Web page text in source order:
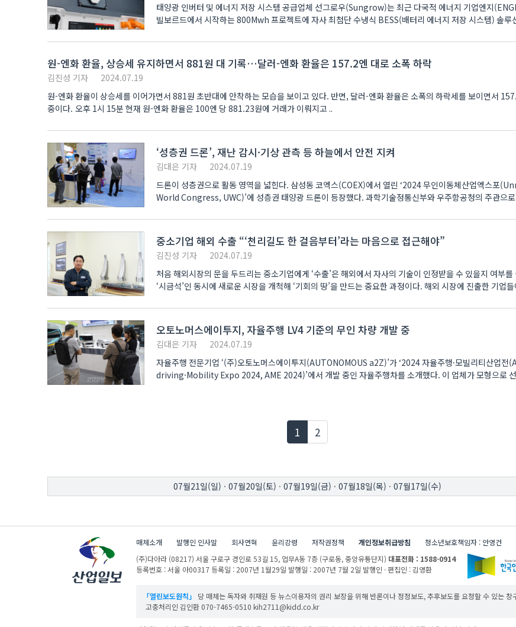
태양광 인버터 및 에너지 저장 시스템 공급업체 선그로우(Sungrow)는 최근 다국적 에너지 기업엔지
빌보르드에서 시작하는 800Mwh 프로젝트에 자사 최첨단 수냉식 BESS(배터리 에너지 저장 시스템) 솔루
원-엔화 환율, 상승세 유지하면서 881원 대 기록…달러-엔화 환율은 157.2엔 대로 소폭 하락
김진성 기자
2024.07.19
원-엔화 환율이 상승세를 이어가면서 881원 초반대에 안착하는 모습을 보이고 있다. 반면, 달러-엔화 환율은 소폭의 하락세를 보이면서
중이다. 오후 1시 15분 현재 원-엔화 환율은 100엔 당 881.23원에 거래가 이뤄지고 ..
‘성층권 드론’, 재난 감시·기상 관측 등 하늘에서 안전 지켜
김대은 기자
2024.07.19
드론이 성층권으로 활동 영역을 넓힌다. 삼성동 코엑스(COEX)에서 열린 ‘2024 무인이동체산업엑스포(Unmanned
World Congress, UWC)’에 성층권 태양광 드론이 등장했다. 과학기술정통신부와 우주항공청의 주관으로 진행 중인
중소기업 해외 수출 “‘천리길도 한 걸음부터’라는 마음으로 접근해야”
김진성 기자
2024.07.19
처음 해외시장의 문을 두드리는 중소기업에게 ‘수출’은 해외에서 자사의 기술이 인정받을 수 있을지 여부
‘시금석’인 동시에 새로운 시장을 개척해 ‘기회의 땅’을 만드는 중요한 과정이다. 해외 시장에 진출한 기업
오토노머스에이투지, 자율주행 LV4 기준의 무인 차량 개발 중
김대은 기자
2024.07.19
자율주행 전문기업 ‘(주)오토노머스에이투지(AUTONOMOUS a2Z)’가 ‘2024 자율주행·모빌리티산업
driving·Mobility Expo 2024, AME 2024)’에서 개발 중인 자율주행차를 소개했다. 이 업체가 모형으로 선보인
1현재페이지
2
07월21일(일) · 07월20일(토) · 07월19일(금) · 07월18일(목) · 07월17일(수)
매체소개 발행인 인사말 회사연혁 윤리강령 저작권정책 개인정보취급방침 청소년보호책임자 : 안영건
(주)다아라 (08217) 서울 구로구 경인로 53길 15,업무A동 7층 (구로동, 중앙유통단지) 대표전화 : 1588-0914
등록번호 : 서울 아00317 등록일 : 2007년 1월29일 발행일 : 2007년 7월 2일 발행인 · 편집인 : 김영환
「열린보도원칙」
당 매체는 독자와 취재원 등 뉴스이용자의 권리 보장을 위해 반론이나 정정보도, 추후보도를 요청할 수 있는
고충처리인 김인환 070-7465-0510 kih2711@kidd.co.kr